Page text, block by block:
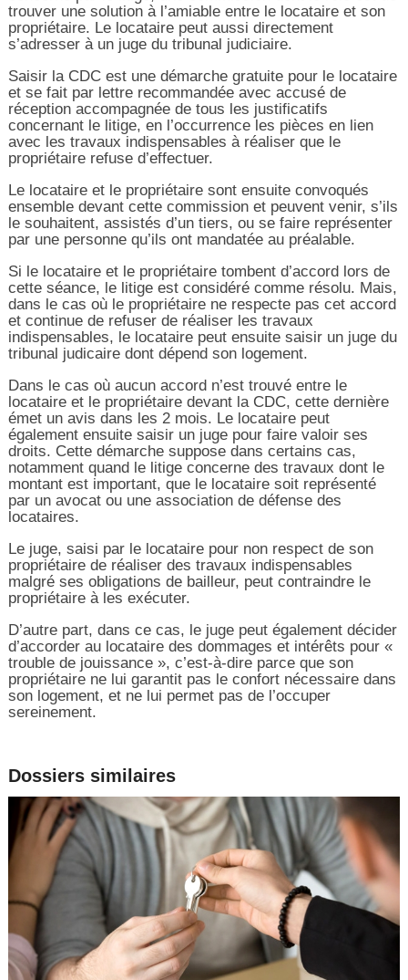
trouver une solution à l’amiable entre le locataire et son
propriétaire. Le locataire peut aussi directement
s’adresser à un juge du tribunal judiciaire.
Saisir la CDC est une démarche gratuite pour le locataire
et se fait par lettre recommandée avec accusé de
réception accompagnée de tous les justificatifs
concernant le litige, en l’occurrence les pièces en lien
avec les travaux indispensables à réaliser que le
propriétaire refuse d’effectuer.
Le locataire et le propriétaire sont ensuite convoqués
ensemble devant cette commission et peuvent venir, s’ils
le souhaitent, assistés d’un tiers, ou se faire représenter
par une personne qu’ils ont mandatée au préalable.
Si le locataire et le propriétaire tombent d’accord lors de
cette séance, le litige est considéré comme résolu. Mais,
dans le cas où le propriétaire ne respecte pas cet accord
et continue de refuser de réaliser les travaux
indispensables, le locataire peut ensuite saisir un juge du
tribunal judicaire dont dépend son logement.
Dans le cas où aucun accord n’est trouvé entre le
locataire et le propriétaire devant la CDC, cette dernière
émet un avis dans les 2 mois. Le locataire peut
également ensuite saisir un juge pour faire valoir ses
droits. Cette démarche suppose dans certains cas,
notamment quand le litige concerne des travaux dont le
montant est important, que le locataire soit représenté
par un avocat ou une association de défense des
locataires.
Le juge, saisi par le locataire pour non respect de son
propriétaire de réaliser des travaux indispensables
malgré ses obligations de bailleur, peut contraindre le
propriétaire à les exécuter.
D’autre part, dans ce cas, le juge peut également décider
d’accorder au locataire des dommages et intérêts pour «
trouble de jouissance », c’est-à-dire parce que son
propriétaire ne lui garantit pas le confort nécessaire dans
son logement, et ne lui permet pas de l’occuper
sereinement.
Dossiers similaires